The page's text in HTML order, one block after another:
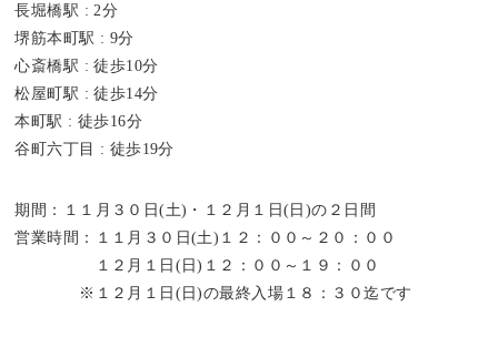
長堀橋駅 : 2分
堺筋本町駅 : 9分
心斎橋駅 : 徒歩10分
松屋町駅 : 徒歩14分
本町駅 : 徒歩16分
谷町六丁目 : 徒歩19分
期間：１１月３０日(土)・１２月１日(日)の２日間
営業時間：１１月３０日(土)１２：００～２０：００
１２月１日(日)１２：００～１９：００
※１２月１日(日)の最終入場１８：３０迄です